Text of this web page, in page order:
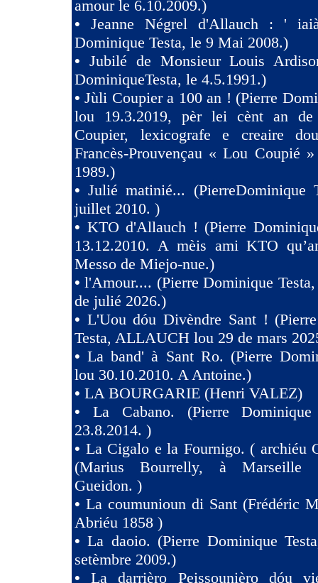
amour le 6.10.2009.)
• Jeanne Négrel d'Allauch : '
Dominique Testa, le 9 Mai 2008.)
• Jubilé de Monsieur Louis
DominiqueTesta, le 4.5.1991.)
•Jùli Coupier a 100 an ! (Pierre
lou 19.3.2019, pèr lei cènt an de
Coupier, lexicografe e creaire
Francès-Prouvençau « Lou Coupié
1989.)
•Julié matinié... (PierreDominique
juillet 2010. )
• KTO d'Allauch ! (Pierre
13.12.2010. A mèis ami KTO
Messo de Miejo-nue.)
•l'Amour.... (Pierre Dominique
de julié 2026.)
• L'Uou dóu Divèndre Sant !
Testa, ALLAUCH lou 29 de mars
•La band' à Sant Ro. (Pierre
lou 30.10.2010. A Antoine.)
• LA BOURGARIE (Henri VALEZ)
• La Cabano. (Pierre
23.8.2014. )
• La Cigalo e la Fournigo. ( archiéu
(Marius Bourrelly, à Marseille
Gueidon. )
• La coumunioun di Sant (Frédéric
Abriéu 1858 )
•La daoio. (Pierre Dominique
setèmbre 2009.)
•La darrièro Peissounièro dóu